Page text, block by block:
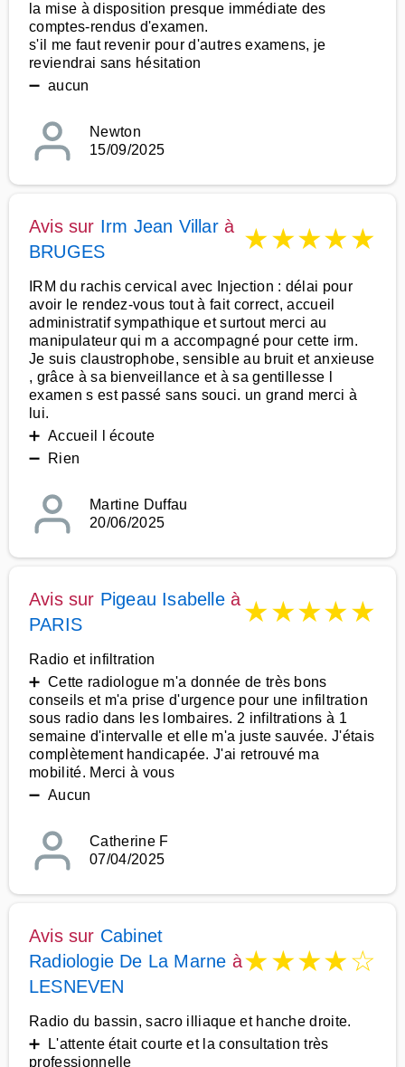
la mise à disposition presque immédiate des
comptes-rendus d'examen.
s'il me faut revenir pour d'autres examens, je
reviendrai sans hésitation
➖ aucun
Newton
15/09/2025
Avis sur Irm Jean Villarà
BRUGES
★★★★★
IRM du rachis cervical avec Injection : délai pour
avoir le rendez-vous tout à fait correct, accueil
administratif sympathique et surtout merci au
manipulateur qui m a accompagné pour cette irm.
Je suis claustrophobe, sensible au bruit et anxieuse
, grâce à sa bienveillance et à sa gentillesse l
examen s est passé sans souci. un grand merci à
lui.
➕ Accueil l écoute
➖ Rien
Martine Duffau
20/06/2025
Avis sur Pigeau Isabelleà
PARIS
★★★★★
Radio et infiltration
➕ Cette radiologue m'a donnée de très bons
conseils et m'a prise d'urgence pour une infiltration
sous radio dans les lombaires. 2 infiltrations à 1
semaine d'intervalle et elle m'a juste sauvée. J'étais
complètement handicapée. J'ai retrouvé ma
mobilité. Merci à vous
➖ Aucun
Catherine F
07/04/2025
Avis sur Cabinet
Radiologie De La Marne à
LESNEVEN
★★★★☆
Radio du bassin, sacro illiaque et hanche droite.
➕ L'attente était courte et la consultation très
professionnelle